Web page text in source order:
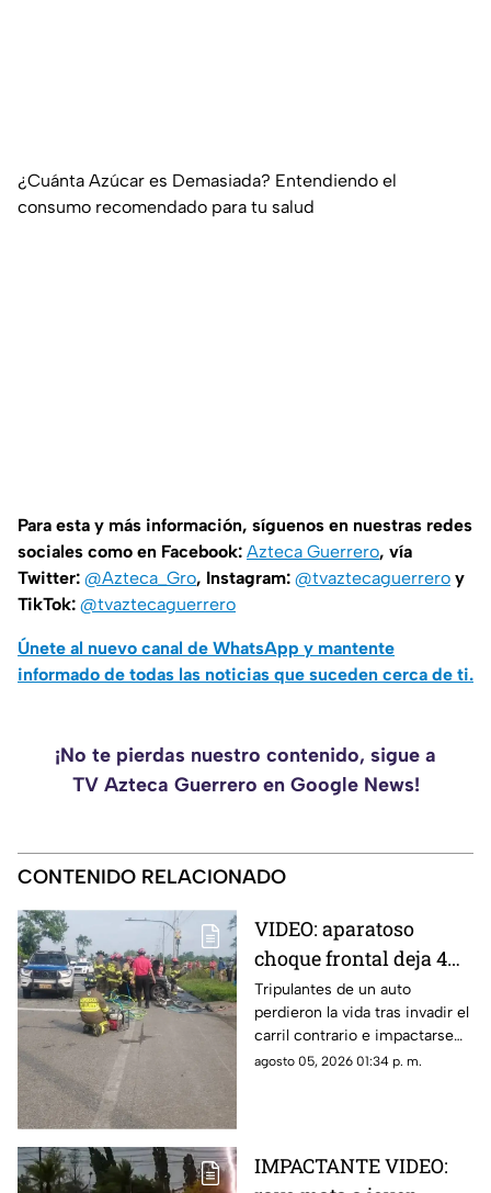
¿Cuánta Azúcar es Demasiada? Entendiendo el
consumo recomendado para tu salud
Para esta y más información, síguenos en nuestras redes
sociales como en Facebook: Azteca Guerrero, vía
Twitter: @Azteca_Gro, Instagram: @tvaztecaguerrero y
TikTok: @tvaztecaguerrero
Únete al nuevo canal de WhatsApp y mantente
informado de todas las noticias que suceden cerca de ti.
¡No te pierdas nuestro contenido, sigue a
TV Azteca Guerrero en Google News!
CONTENIDO RELACIONADO
VIDEO: aparatoso
choque frontal deja 4
muertos de una familia
Tripulantes de un auto
perdieron la vida tras invadir el
carril contrario e impactarse
contra un camión de ganado.
agosto 05, 2026 01:34 p. m.
IMPACTANTE VIDEO: